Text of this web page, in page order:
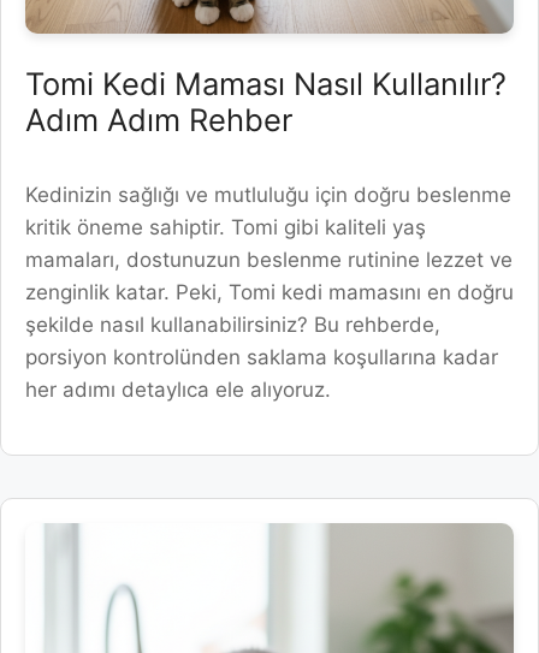
Tomi Kedi Maması Nasıl Kullanılır?
Adım Adım Rehber
Kedinizin sağlığı ve mutluluğu için doğru beslenme
kritik öneme sahiptir. Tomi gibi kaliteli yaş
mamaları, dostunuzun beslenme rutinine lezzet ve
zenginlik katar. Peki, Tomi kedi mamasını en doğru
şekilde nasıl kullanabilirsiniz? Bu rehberde,
porsiyon kontrolünden saklama koşullarına kadar
her adımı detaylıca ele alıyoruz.